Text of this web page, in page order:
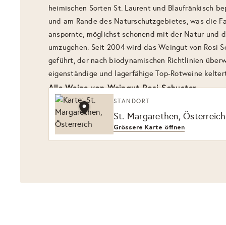
heimischen Sorten St. Laurent und Blaufränkisch
und am Rande des Naturschutzgebietes, was die
anspornte, möglichst schonend mit der Natur und
umzugehen. Seit 2004 wird das Weingut von Rosi
geführt, der nach biodynamischen Richtlinien
eigenständige und lagerfähige Top-Rotweine
Alle Weine von Weingut Rosi Schuster
STANDORT
St. Margarethen, Österreich
Grössere Karte öffnen